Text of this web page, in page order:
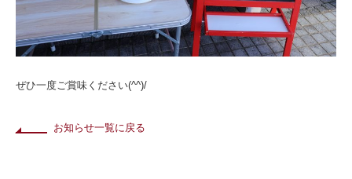
ぜひ一度ご賞味ください(^^)/
お知らせ一覧に戻る